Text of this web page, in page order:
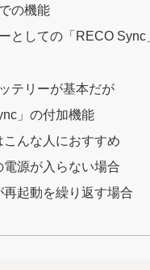
の機能
としての「RECO Sync
テリーが基本だが
」の付加機能
こんな人におすすめ
電源が入らない場合
再起動を繰り返す場合